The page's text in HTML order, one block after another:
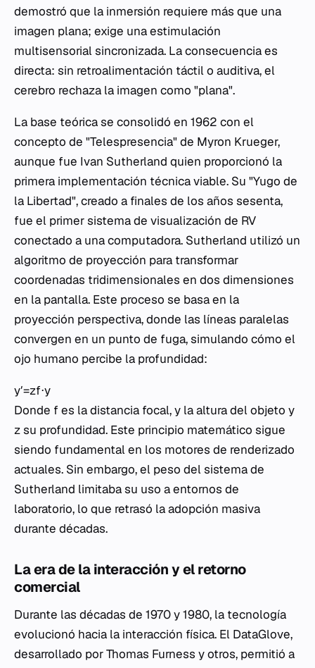
demostró que la inmersión requiere más que una
imagen plana; exige una estimulación
multisensorial sincronizada. La consecuencia es
directa: sin retroalimentación táctil o auditiva, el
cerebro rechaza la imagen como "plana".
La base teórica se consolidó en 1962 con el
concepto de "Telespresencia" de Myron Krueger,
aunque fue Ivan Sutherland quien proporcionó la
primera implementación técnica viable. Su "Yugo de
la Libertad", creado a finales de los años sesenta,
fue el primer sistema de visualización de RV
conectado a una computadora. Sutherland utilizó un
algoritmo de proyección para transformar
coordenadas tridimensionales en dos dimensiones
en la pantalla. Este proceso se basa en la
proyección perspectiva, donde las líneas paralelas
convergen en un punto de fuga, simulando cómo el
ojo humano percibe la profundidad:
y′=zf⋅y​
Donde f es la distancia focal, y la altura del objeto y
z su profundidad. Este principio matemático sigue
siendo fundamental en los motores de renderizado
actuales. Sin embargo, el peso del sistema de
Sutherland limitaba su uso a entornos de
laboratorio, lo que retrasó la adopción masiva
durante décadas.
La era de la interacción y el retorno
comercial
Durante las décadas de 1970 y 1980, la tecnología
evolucionó hacia la interacción física. El DataGlove,
desarrollado por Thomas Furness y otros, permitió a